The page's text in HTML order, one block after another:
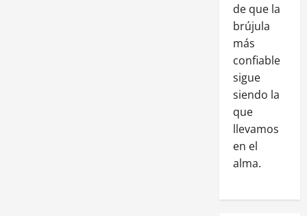
de que la
brújula
más
confiable
sigue
siendo la
que
llevamos
en el
alma.